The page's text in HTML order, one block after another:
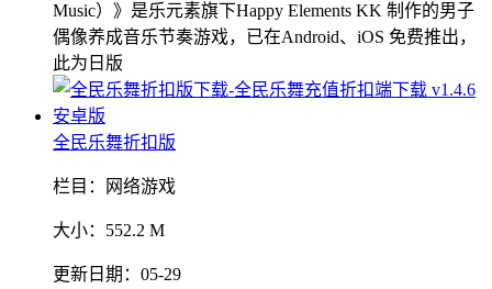
Music）》是乐元素旗下Happy Elements KK 制作的男子
偶像养成音乐节奏游戏，已在Android、iOS 免费推出，
此为日版
全民乐舞折扣版
栏目： 网络游戏
大小： 552.2 M
更新日期： 05-29